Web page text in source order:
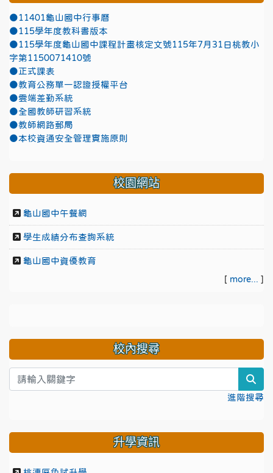
●11401龜山國中行事曆
●115學年度教科書版本
●115學年度龜山國中課程計畫核定文號115年7月31日桃教小
字第1150071410號
●正式課表
●教育公務單一認證授權平台
●雲端差勤系統
●全國教師研習系統
●教師網路郵局
●本校資通安全管理實施原則
校園網站
龜山國中午餐網
學生成績分布查詢系統
龜山國中資優教育
[ more... ]
校內搜尋
進階搜尋
升學資訊